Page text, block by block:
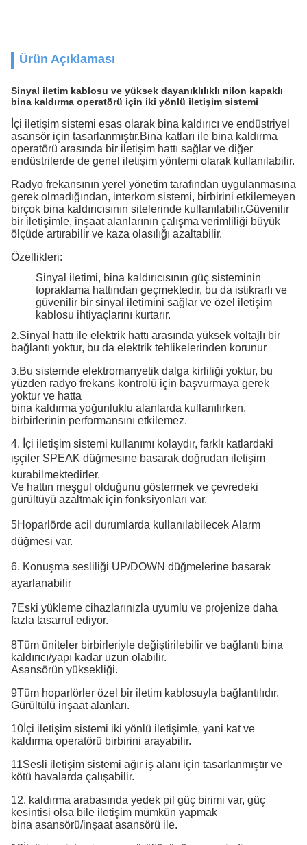
Ürün Açıklaması
Sinyal iletim kablosu ve yüksek dayanıklılıklı nilon kapaklı
bina kaldırma operatörü için iki yönlü iletişim sistemi
İçi iletişim sistemi esas olarak bina kaldırıcı ve endüstriyel
asansör için tasarlanmıştır.Bina katları ile bina kaldırma
operatörü arasında bir iletişim hattı sağlar ve diğer
endüstrilerde de genel iletişim yöntemi olarak kullanılabilir.
Radyo frekansının yerel yönetim tarafından uygulanmasına
gerek olmadığından, interkom sistemi, birbirini etkilemeyen
birçok bina kaldırıcısının sitelerinde kullanılabilir.Güvenilir
bir iletişimle, inşaat alanlarının çalışma verimliliği büyük
ölçüde artırabilir ve kaza olasılığı azaltabilir.
Özellikleri:
Sinyal iletimi, bina kaldırıcısının güç sisteminin
topraklama hattından geçmektedir, bu da istikrarlı ve
güvenilir bir sinyal iletimini sağlar ve özel iletişim
kablosu ihtiyaçlarını kurtarır.
2. Sinyal hattı ile elektrik hattı arasında yüksek voltajlı bir
bağlantı yoktur, bu da elektrik tehlikelerinden korunur
3. Bu sistemde elektromanyetik dalga kirliliği yoktur, bu
yüzden radyo frekans kontrolü için başvurmaya gerek
yoktur ve hatta
bina kaldırma yoğunluklu alanlarda kullanılırken,
birbirlerinin performansını etkilemez.
4. İçi iletişim sistemi kullanımı kolaydır, farklı katlardaki
işçiler SPEAK düğmesine basarak doğrudan iletişim
kurabilmektedirler.
Ve hattın meşgul olduğunu göstermek ve çevredeki
gürültüyü azaltmak için fonksiyonları var.
5Hoparlörde acil durumlarda kullanılabilecek Alarm
düğmesi var.
6. Konuşma sesliliği UP/DOWN düğmelerine basarak
ayarlanabilir
7Eski yükleme cihazlarınızla uyumlu ve projenize daha
fazla tasarruf ediyor.
8Tüm üniteler birbirleriyle değiştirilebilir ve bağlantı bina
kaldırıcı/yapı kadar uzun olabilir.
Asansörün yüksekliği.
9Tüm hoparlörler özel bir iletim kablosuyla bağlantılıdır.
Gürültülü inşaat alanları.
10İçi iletişim sistemi iki yönlü iletişimle, yani kat ve
kaldırma operatörü birbirini arayabilir.
11Sesli iletişim sistemi ağır iş alanı için tasarlanmıştır ve
kötü havalarda çalışabilir.
12. kaldırma arabasında yedek pil güç birimi var, güç
kesintisi olsa bile iletişim mümkün yapmak
bina asansörü/inşaat asansörü ile.